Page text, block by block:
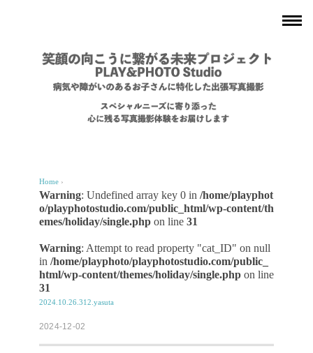
Home ›
Warning: Undefined array key 0 in /home/playphot
o/playphotostudio.com/public_html/wp-content/th
emes/holiday/single.php on line 31
Warning: Attempt to read property "cat_ID" on null
in /home/playphoto/playphotostudio.com/public_
html/wp-content/themes/holiday/single.php on line
31
2024.10.26.312.yasuta
2024-12-02